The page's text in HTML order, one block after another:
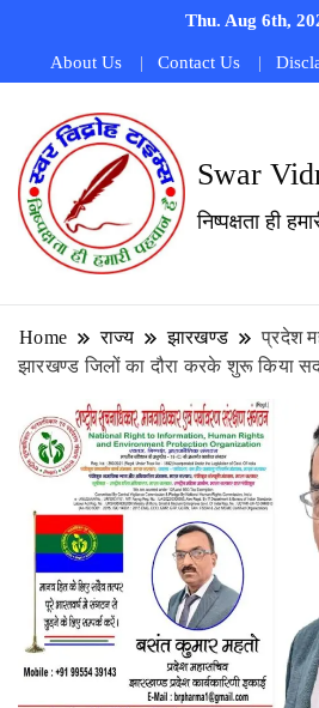
Thu. Aug 6th,
About Us Contact Us
Swar
निष्पक्षता ही
Home राज्य झारखण्ड
प्रदेश
झारखण्ड जिलों का दौरा करके शुरू किया